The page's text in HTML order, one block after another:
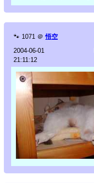
🐾 1071 ＠ 悟空
2004-06-01
21:11:12